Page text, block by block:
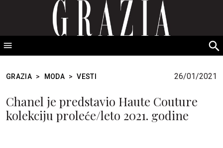
GRAZIA Srbija
GRAZIA > MODA > VESTI 26/01/2021
Chanel je predstavio Haute Couture
kolekciju proleće/leto 2021. godine